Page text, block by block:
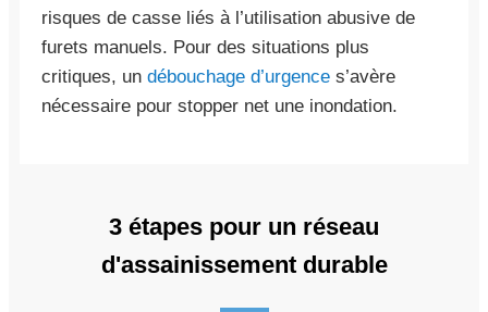
risques de casse liés à l’utilisation abusive de
furets manuels. Pour des situations plus
critiques, un débouchage d’urgence s’avère
nécessaire pour stopper net une inondation.
3 étapes pour un réseau
d'assainissement durable